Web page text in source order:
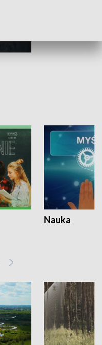
Nauka